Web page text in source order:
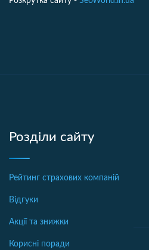
Розділи сайту
Рейтинг страхових компаній
Відгуки
Акції та знижки
Корисні поради